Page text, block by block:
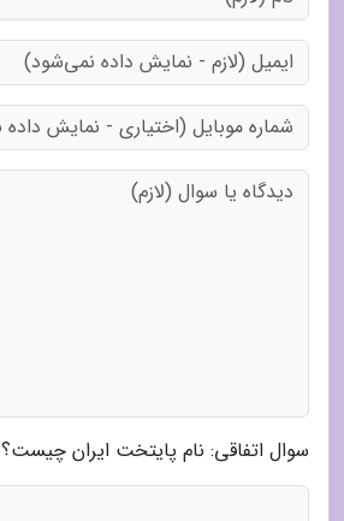
سوال اتفاقی: نام پایتخت ایران چیست؟